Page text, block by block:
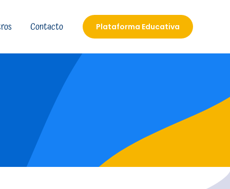
Contacto Plataforma Educativa